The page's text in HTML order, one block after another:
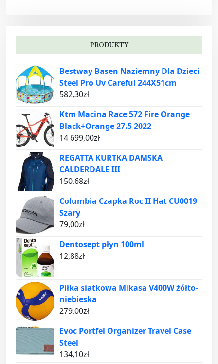
PRODUKTY
Bestway Basen Naziemny Dla Dzieci
Steel Pro Uv Careful 244X51cm
582,30zł
Ktm Macina Race 572 Fire Orange
Black+Orange 27.5 2022
14 699,00zł
REGATTA KURTKA DAMSKA
CALDERDALE III
150,68zł
Columbia Czapka Roc II Hat CU0019
Szary
79,00zł
Dentosept płyn 100ml
12,88zł
Piłka siatkowa Mikasa V400W żółto-
niebieska
279,00zł
Evoc Portfel Organizer Travel Case
Steel
134,10zł